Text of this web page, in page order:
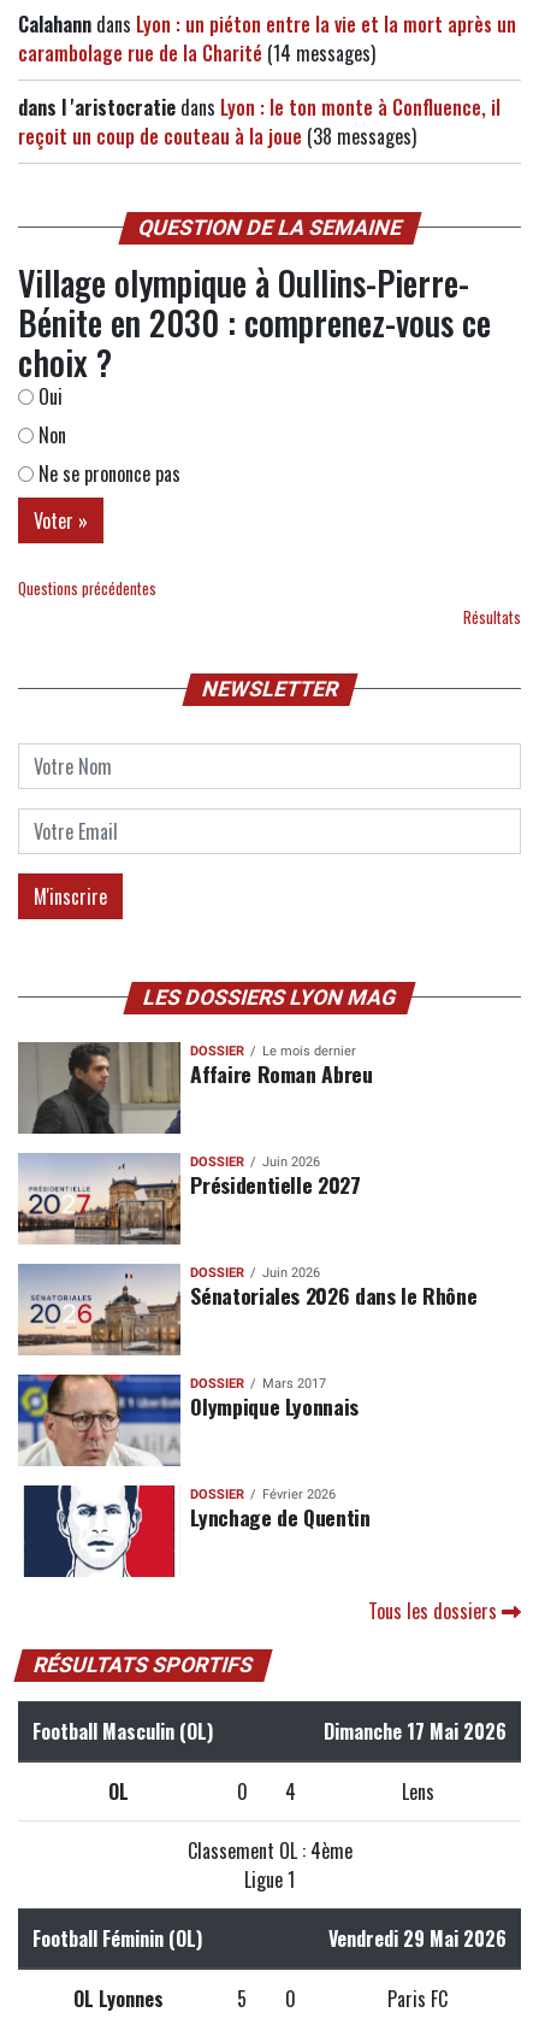
Calahann dans Lyon : un piéton entre la vie et la mort après un
carambolage rue de la Charité (14 messages)
dans l 'aristocratie dans Lyon : le ton monte à Confluence, il
reçoit un coup de couteau à la joue (38 messages)
QUESTION DE LA SEMAINE
Village olympique à Oullins-Pierre-
Bénite en 2030 : comprenez-vous ce
choix ?
Oui
Non
Ne se prononce pas
Questions précédentes
Résultats
NEWSLETTER
LES DOSSIERS LYON MAG
DOSSIER Le mois dernier
Affaire Roman Abreu
DOSSIER Juin 2026
Présidentielle 2027
DOSSIER Juin 2026
Sénatoriales 2026 dans le Rhône
DOSSIER Mars 2017
Olympique Lyonnais
DOSSIER Février 2026
Lynchage de Quentin
Tous les dossiers
RÉSULTATS SPORTIFS
Football Masculin (OL) Dimanche 17 Mai 2026
OL 0 4 Lens
Classement OL : 4ème
Ligue 1
Football Féminin (OL) Vendredi 29 Mai 2026
OL Lyonnes 5 0 Paris FC